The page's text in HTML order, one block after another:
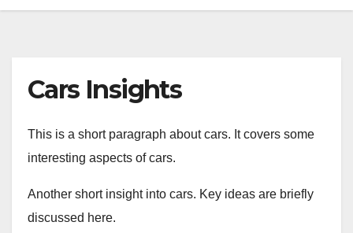
Cars Insights
This is a short paragraph about cars. It covers some
interesting aspects of cars.
Another short insight into cars. Key ideas are briefly
discussed here.